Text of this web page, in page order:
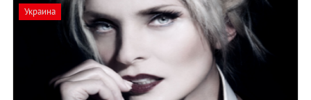
Украина